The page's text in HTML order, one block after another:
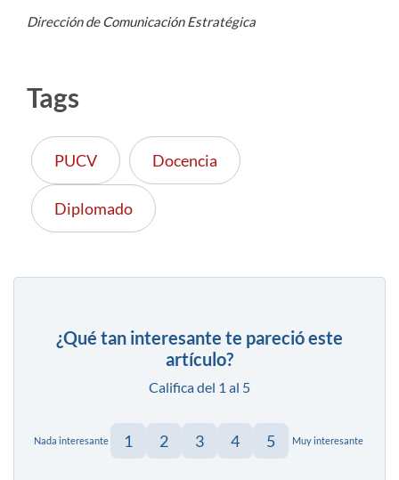
Dirección de Comunicación Estratégica
Tags
PUCV Docencia
Diplomado
¿Qué tan interesante te pareció este
artículo?
Califica del 1 al 5
Nada interesante 1 2 3 4 5 Muy interesante